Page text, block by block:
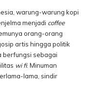
warung-warung kopi
menjadi coffee
orang-orang
artis hingga politik
berfungsi sebagai
wi fi. Minuman
lama, sindir